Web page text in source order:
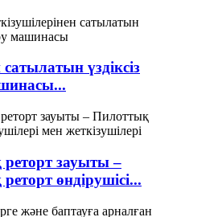
үздіксіз
зауыты –
өндірушісі...